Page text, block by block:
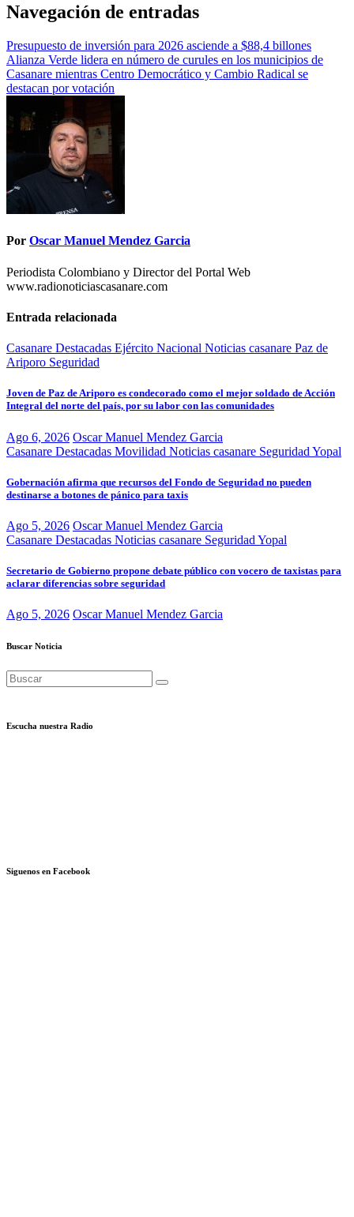
Navegación de entradas
Presupuesto de inversión para 2026 asciende a $88,4 billones
Alianza Verde lidera en número de curules en los municipios de
Casanare mientras Centro Democrático y Cambio Radical se
destacan por votación
Por Oscar Manuel Mendez Garcia
Periodista Colombiano y Director del Portal Web
www.radionoticiascasanare.com
Entrada relacionada
Casanare Destacadas Ejército Nacional Noticias casanare Paz de
Ariporo Seguridad
Joven de Paz de Ariporo es condecorado como el mejor soldado de Acción
Integral del norte del país, por su labor con las comunidades
Ago 6, 2026 Oscar Manuel Mendez Garcia
Casanare Destacadas Movilidad Noticias casanare Seguridad Yopal
Gobernación afirma que recursos del Fondo de Seguridad no pueden
destinarse a botones de pánico para taxis
Ago 5, 2026 Oscar Manuel Mendez Garcia
Casanare Destacadas Noticias casanare Seguridad Yopal
Secretario de Gobierno propone debate público con vocero de taxistas para
aclarar diferencias sobre seguridad
Ago 5, 2026 Oscar Manuel Mendez Garcia
Buscar Noticia
Escucha nuestra Radio
Siguenos en Facebook